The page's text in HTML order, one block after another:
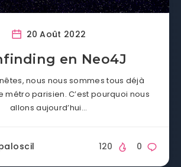
20 Août 2022
en Neo4J
nous nous sommes tous déjà
métro parisien. C’est pourquoi nous
allons aujourd’hui…
0
120